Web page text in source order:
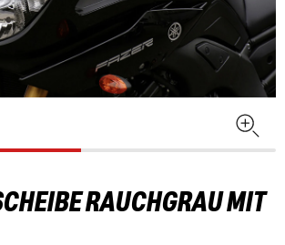
RAUCHGRAU MIT